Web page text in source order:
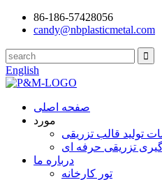
86-186-57428056
candy@nbplasticmetal.com
English
صفحه اصلی
مورد
تولید قالب تزریقی
تزریقی حرفه ای
درباره ما
تور کارخانه